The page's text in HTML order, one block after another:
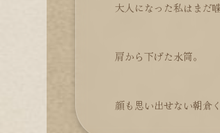
大人になった私はまだ
肩から下げた水筒。
顔も思い出せない朝倉